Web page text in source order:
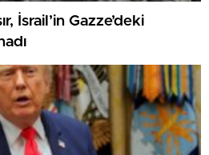
İsrail’in Gazze’deki